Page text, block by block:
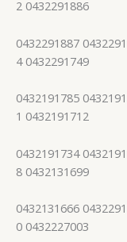
2 0432291886
0432291887
4 0432291749
0432191785
1 0432191712
0432191734
8 0432131699
0432131666
0 0432227003